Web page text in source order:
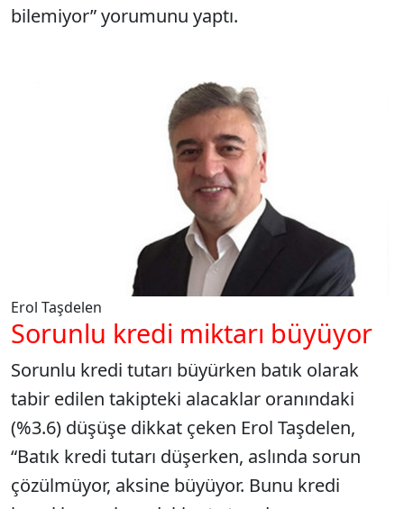
bilemiyor” yorumunu yaptı.
Erol Taşdelen
Sorunlu kredi miktarı büyüyor
Sorunlu kredi tutarı büyürken batık olarak
tabir edilen takipteki alacaklar oranındaki
(%3.6) düşüşe dikkat çeken Erol Taşdelen,
“Batık kredi tutarı düşerken, aslında sorun
çözülmüyor, aksine büyüyor. Bunu kredi